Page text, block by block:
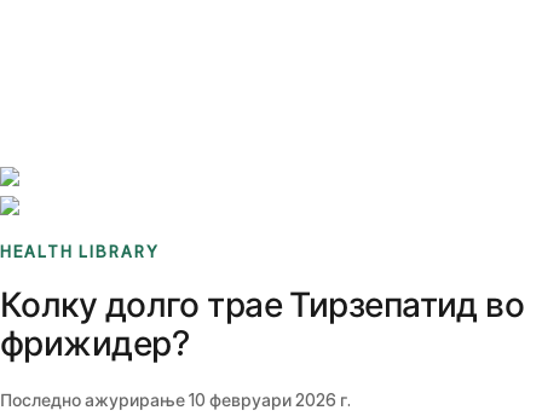
HEALTH LIBRARY
Колку долго трае Тирзепатид во
фрижидер?
Последно ажурирање10 февруари 2026 г.